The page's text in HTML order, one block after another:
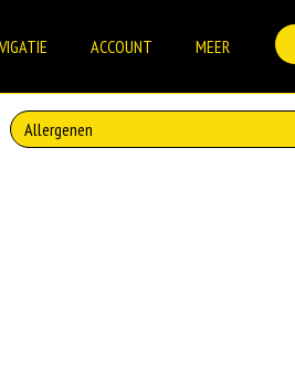
ACCOUNT MEER
Allergenen